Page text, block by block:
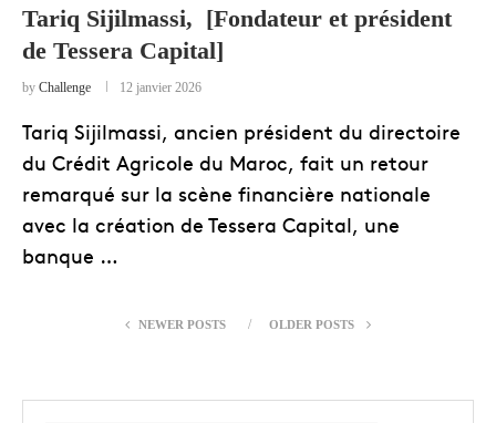
Tariq Sijilmassi, [Fondateur et président
de Tessera Capital]
by Challenge 12 janvier 2026
Tariq Sijilmassi, ancien président du directoire
du Crédit Agricole du Maroc, fait un retour
remarqué sur la scène financière nationale
avec la création de Tessera Capital, une
banque …
NEWER POSTS OLDER POSTS